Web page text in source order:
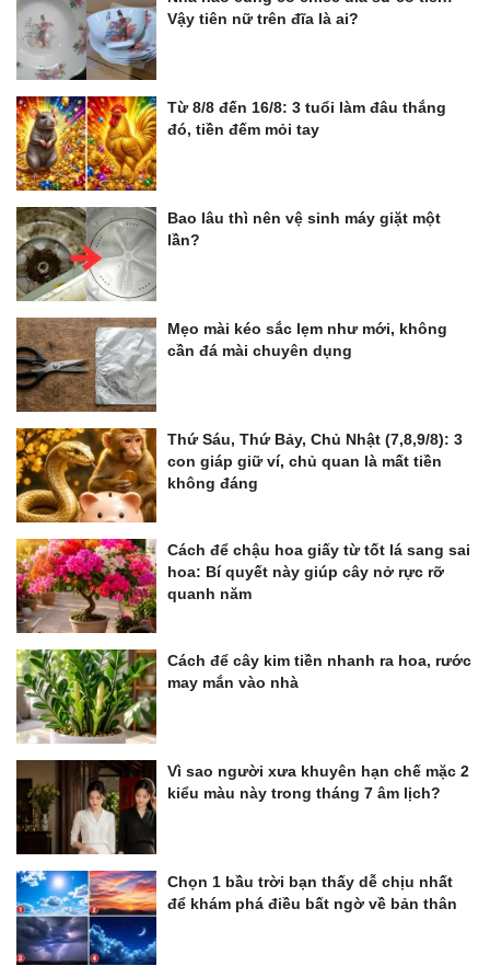
Vậy tiên nữ trên đĩa là ai?
Từ 8/8 đến 16/8: 3 tuổi làm đâu thắng
đó, tiền đếm mỏi tay
Bao lâu thì nên vệ sinh máy giặt một
lần?
Mẹo mài kéo sắc lẹm như mới, không
cần đá mài chuyên dụng
Thứ Sáu, Thứ Bảy, Chủ Nhật (7,8,9/8): 3
con giáp giữ ví, chủ quan là mất tiền
không đáng
Cách để chậu hoa giấy từ tốt lá sang sai
hoa: Bí quyết này giúp cây nở rực rỡ
quanh năm
Cách để cây kim tiền nhanh ra hoa, rước
may mắn vào nhà
Vì sao người xưa khuyên hạn chế mặc 2
kiểu màu này trong tháng 7 âm lịch?
Chọn 1 bầu trời bạn thấy dễ chịu nhất
để khám phá điều bất ngờ về bản thân